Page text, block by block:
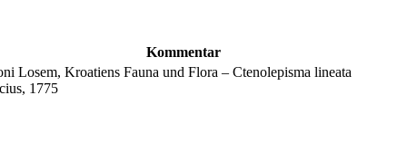
Kommentar
Losem, Kroatiens Fauna und Flora – Ctenolepisma lineata
1775